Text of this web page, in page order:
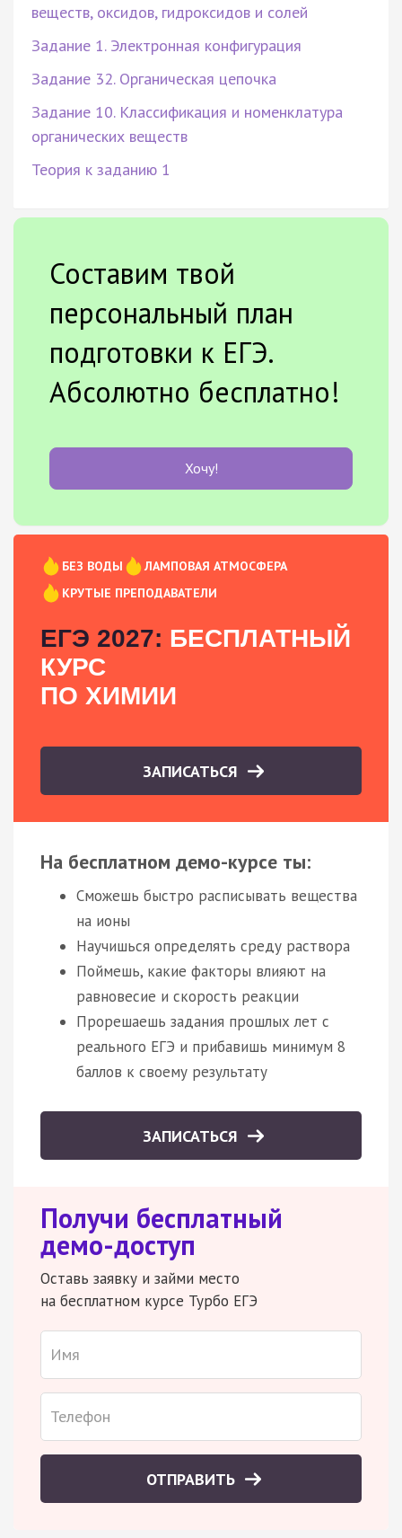
веществ, оксидов, гидроксидов и солей
Задание 1. Электронная конфигурация
Задание 32. Органическая цепочка
Задание 10. Классификация и номенклатура
органических веществ
Теория к заданию 1
Составим твой
персональный план
подготовки к ЕГЭ.
Абсолютно бесплатно!
Хочу!
БЕЗ ВОДЫ
ЛАМПОВАЯ АТМОСФЕРА
КРУТЫЕ ПРЕПОДАВАТЕЛИ
ЕГЭ 2027: БЕСПЛАТНЫЙ
КУРС
ПО ХИМИИ
ЗАПИСАТЬСЯ
На бесплатном демо-курсе ты:
Сможешь быстро расписывать вещества
на ионы
Научишься определять среду раствора
Поймешь, какие факторы влияют на
равновесие и скорость реакции
Прорешаешь задания прошлых лет с
реального ЕГЭ и прибавишь минимум 8
баллов к своему результату
ЗАПИСАТЬСЯ
Получи бесплатный
демо-доступ
Оставь заявку и займи место
на бесплатном курсе Турбо ЕГЭ
ОТПРАВИТЬ